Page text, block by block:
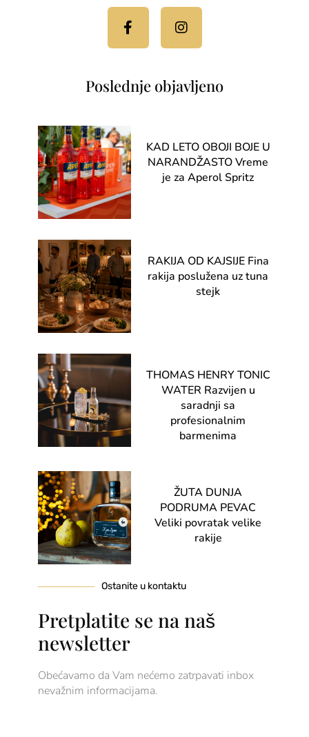
f
Poslednje objavljeno
KAD LETO OBOJI BOJE U
NARANDŽASTO Vreme
je za Aperol Spritz
RAKIJA OD KAJSIJE Fina
rakija poslužena uz tuna
stejk
THOMAS HENRY TONIC
WATER Razvijen u
saradnji sa
profesionalnim
barmenima
ŽUTA DUNJA
PODRUMA PEVAC
Veliki povratak velike
rakije
Ostanite u kontaktu
Pretplatite se na naš
newsletter
Obećavamo da Vam nećemo zatrpavati inbox
nevažnim informacijama.